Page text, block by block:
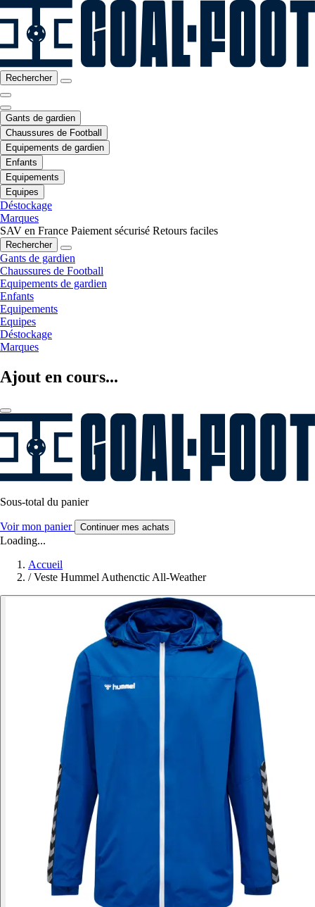
Rechercher
Gants de gardien
Chaussures de Football
Equipements de gardien
Enfants
Equipements
Equipes
Déstockage
Marques
SAV en France Paiement sécurisé Retours faciles
Rechercher
Gants de gardien
Chaussures de Football
Equipements de gardien
Enfants
Equipements
Equipes
Déstockage
Marques
Ajout en cours...
Sous-total du panier
Voir mon panier Continuer mes achats
Loading...
Accueil
/ Veste Hummel Authenctic All-Weather